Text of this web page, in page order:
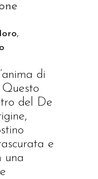
,
di
del De
e
una